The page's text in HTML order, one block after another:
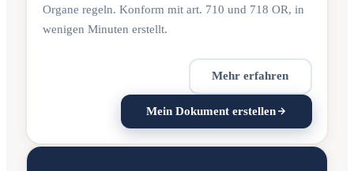
Organe regeln. Konform mit art. 710 und 718 OR, in
wenigen Minuten erstellt.
Mehr erfahren
Mein Dokument erstellen